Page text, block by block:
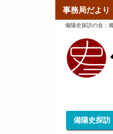
事務局だより
備陽史探訪の会 ：
備陽史探訪